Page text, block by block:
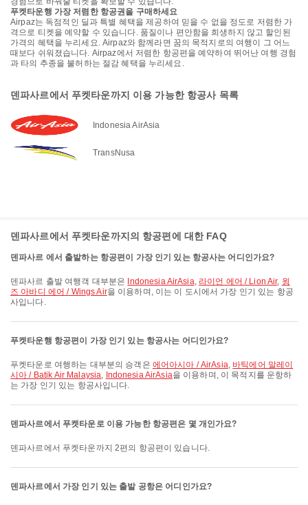
푸켓타운행 가장 저렴한 항공권을 구매하세요
Airpaz는 독점적인 딜과 특별 혜택을 제공하여 믿을 수 없을 정도로 저렴한 가
격으로 티켓을 예약할 수 있습니다. 품질이나 편안함을 희생하지 않고 할인된
가격의 혜택을 누리세요. Airpaz와 함께라면 꿈의 목적지로의 여행이 그 어느
때보다 쉬워졌습니다. Airpaz에서 저렴한 항공편을 예약하여 뛰어난 여행 경험
과 타의 추종을 불허하는 절감 혜택을 누리세요.
덴파사르에서 푸켓타운까지 이용 가능한 항공사 목록
Indonesia AirAsia
TransNusa
덴파사르에서 푸켓타운까지의 항공편에 대한 FAQ
덴파사르 에서 출발하는 항공편이 가장 인기 있는 항공사는 어디인가요?
덴파사르 출발 여행객 대부분은 Indonesia AirAsia, 라이언 에어 / Lion Air, 윙
즈 아바디 에어 / Wings Air을 이용하며, 이는 이 도시에서 가장 인기 있는 항공
사입니다.
푸켓타운행 항공편이 가장 인기 있는 항공사는 어디인가요?
푸켓타운로 여행하는 대부분의 승객은 에어아시아 / AirAsia, 바틱에어 말레이
시아 / Batik Air Malaysia, Indonesia AirAsia을 이용하며, 이 목적지를 운항하
는 가장 인기 있는 항공사입니다.
덴파사르에서 푸켓타운로 이용 가능한 항공편은 몇 개인가요?
덴파사르에서 푸켓타운까지 2편의 항공편이 있습니다.
덴파사르에서 가장 인기 있는 출발 공항은 어디인가요?